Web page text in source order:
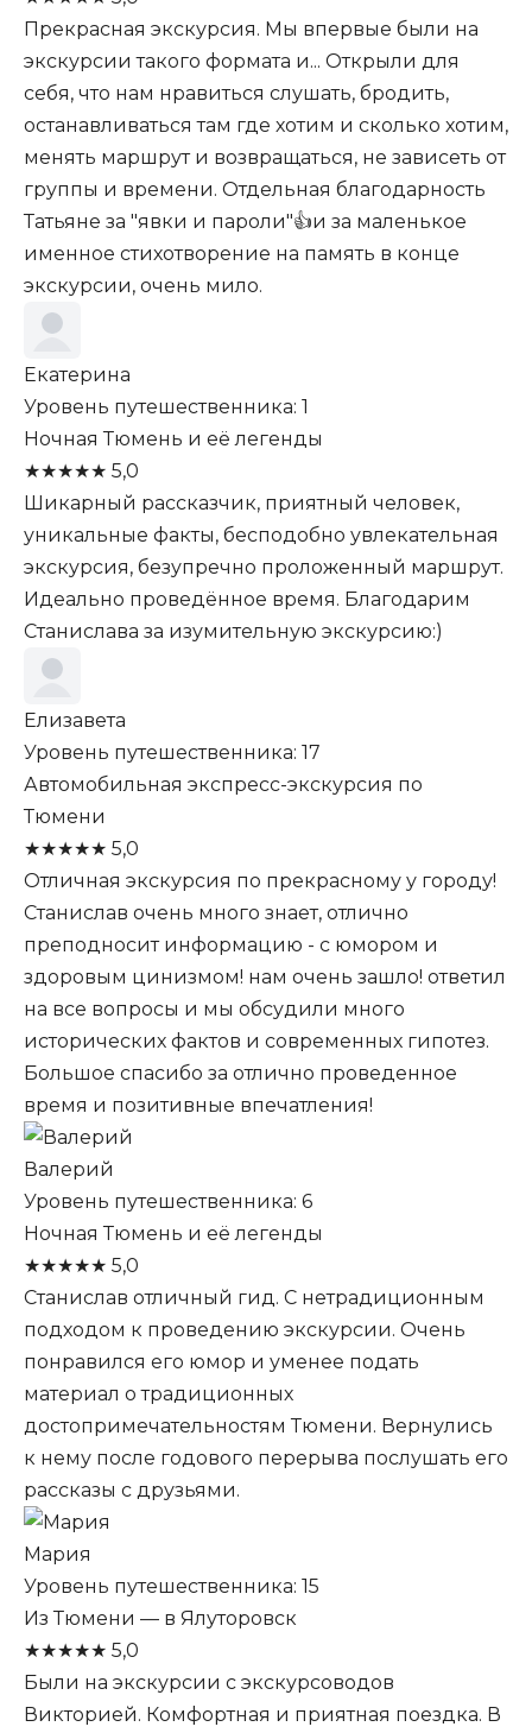
Прекрасная экскурсия. Мы впервые были на
экскурсии такого формата и... Открыли для
себя, что нам нравиться слушать, бродить,
останавливаться там где хотим и сколько хотим,
менять маршрут и возвращаться, не зависеть от
группы и времени. Отдельная благодарность
Татьяне за "явки и пароли"👍и за маленькое
именное стихотворение на память в конце
экскурсии, очень мило.
Екатерина
Уровень путешественника: 1
Ночная Тюмень и её легенды
★★★★★ 5,0
Шикарный рассказчик, приятный человек,
уникальные факты, бесподобно увлекательная
экскурсия, безупречно проложенный маршрут.
Идеально проведённое время. Благодарим
Станислава за изумительную экскурсию:)
Елизавета
Уровень путешественника: 17
Автомобильная экспресс-экскурсия по
Тюмени
★★★★★ 5,0
Отличная экскурсия по прекрасному у городу!
Станислав очень много знает, отлично
преподносит информацию - с юмором и
здоровым цинизмом! нам очень зашло! ответил
на все вопросы и мы обсудили много
исторических фактов и современных гипотез.
Большое спасибо за отлично проведенное
время и позитивные впечатления!
Валерий
Уровень путешественника: 6
Ночная Тюмень и её легенды
★★★★★ 5,0
Станислав отличный гид. С нетрадиционным
подходом к проведению экскурсии. Очень
понравился его юмор и уменее подать
материал о традиционных
достопримечательностям Тюмени. Вернулись
к нему после годового перерыва послушать его
рассказы с друзьями.
Мария
Уровень путешественника: 15
Из Тюмени — в Ялуторовск
★★★★★ 5,0
Были на экскурсии с экскурсоводов
Викторией. Комфортная и приятная поездка. В